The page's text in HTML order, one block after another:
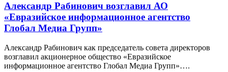
Александр Рабинович возглавил АО
«Евразийское информационное агентство
Глобал Медиа Групп»
Александр Рабинович как председатель совета директоров
возглавил акционерное общество «Евразийское
информационное агентство Глобал Медиа Групп»….